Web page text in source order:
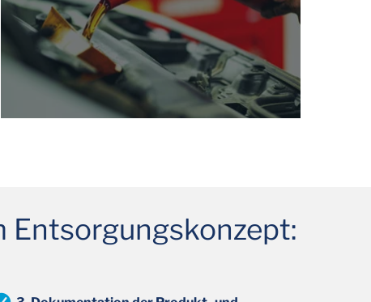
Entsorgungskonzept: